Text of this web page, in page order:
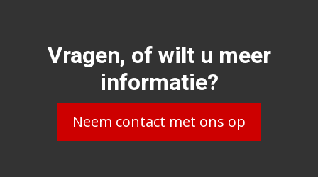
Vragen, of wilt u meer
informatie?
Neem contact met ons op